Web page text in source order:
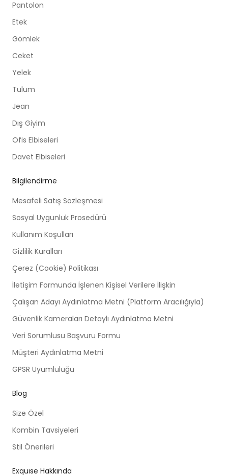
Pantolon
Etek
Gömlek
Ceket
Yelek
Tulum
Jean
Dış Giyim
Ofis Elbiseleri
Davet Elbiseleri
Bilgilendirme
Mesafeli Satış Sözleşmesi
Sosyal Uygunluk Prosedürü
Kullanım Koşulları
Gizlilik Kuralları
Çerez (Cookie) Politikası
İletişim Formunda İşlenen Kişisel Verilere İlişkin
Çalışan Adayı Aydınlatma Metni (Platform Aracılığıyla)
Güvenlik Kameraları Detaylı Aydınlatma Metni
Veri Sorumlusu Başvuru Formu
Müşteri Aydınlatma Metni
GPSR Uyumluluğu
Blog
Size Özel
Kombin Tavsiyeleri
Stil Önerileri
Exquıse Hakkında